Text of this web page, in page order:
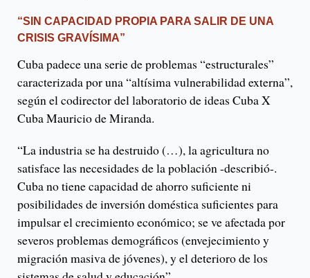
“SIN CAPACIDAD PROPIA PARA SALIR DE UNA
CRISIS GRAVÍSIMA”
Cuba padece una serie de problemas “estructurales”
caracterizada por una “altísima vulnerabilidad externa”,
según el codirector del laboratorio de ideas Cuba X
Cuba Mauricio de Miranda.
“La industria se ha destruido (…), la agricultura no
satisface las necesidades de la población -describió-.
Cuba no tiene capacidad de ahorro suficiente ni
posibilidades de inversión doméstica suficientes para
impulsar el crecimiento económico; se ve afectada por
severos problemas demográficos (envejecimiento y
migración masiva de jóvenes), y el deterioro de los